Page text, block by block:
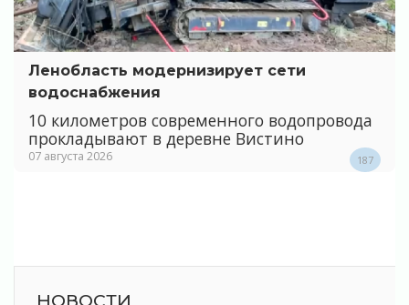
Ленобласть модернизирует сети
водоснабжения
10 километров современного водопровода
прокладывают в деревне Вистино
07 августа 2026 187
НОВОСТИ